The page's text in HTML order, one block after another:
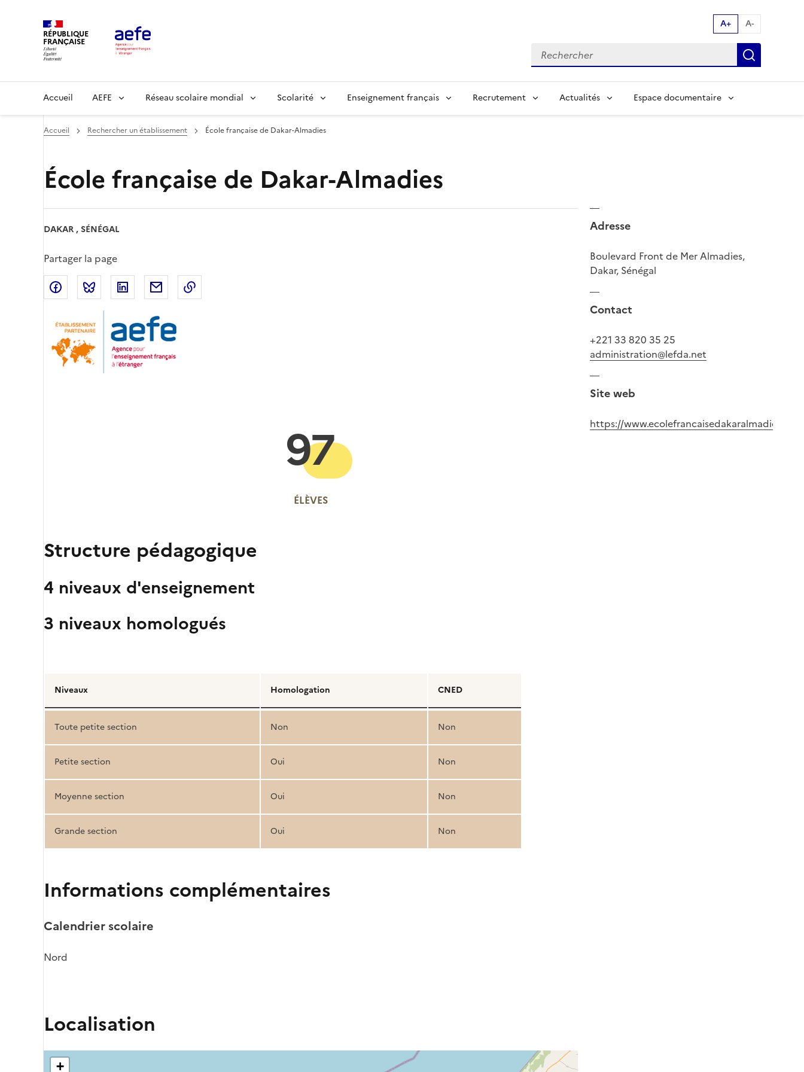
RÉPUBLIQUE
FRANÇAISE
A+ A-
Recherche par mot clés:
Main
navigation
Accueil AEFE Réseau scolaire mondial Scolarité Enseignement français Recrutement Actualités Espace documentaire
Accueil Rechercher un établissement École française de Dakar-Almadies
École française de Dakar-Almadies
DAKAR , SÉNÉGAL
Partager la page
Partager sur Facebook
Partager sur Bluesky
Partager sur LinkedIn
Partager par email
ÉLÈVES
97
Structure pédagogique
4 niveaux d'enseignement
3 niveaux homologués
de
la
structure
pédagogique
Niveaux Homologation CNED
Toute petite section Non Non
Petite section Oui Non
Moyenne section Oui Non
Grande section Oui Non
Informations complémentaires
Calendrier scolaire
Nord
Localisation
+
Adresse
Boulevard Front de Mer Almadies,
Dakar, Sénégal
Contact
+221 33 820 35 25
administration@lefda.net
Site web
https://www.ecolefrancaisedakaralmadies.net/